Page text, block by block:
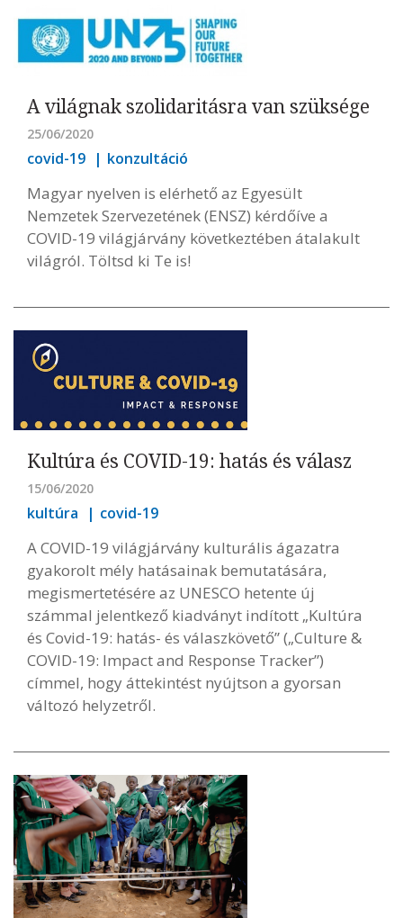
A világnak szolidaritásra van szüksége
25/06/2020
covid-19 konzultáció
Magyar nyelven is elérhető az Egyesült
Nemzetek Szervezetének (ENSZ) kérdőíve a
COVID-19 világjárvány következtében átalakult
világról. Töltsd ki Te is!
Kultúra és COVID-19: hatás és válasz
15/06/2020
kultúra covid-19
A COVID-19 világjárvány kulturális ágazatra
gyakorolt mély hatásainak bemutatására,
megismertetésére az UNESCO hetente új
számmal jelentkező kiadványt indított „Kultúra
és Covid-19: hatás- és válaszkövető” („Culture &
COVID-19: Impact and Response Tracker”)
címmel, hogy áttekintést nyújtson a gyorsan
változó helyzetről.